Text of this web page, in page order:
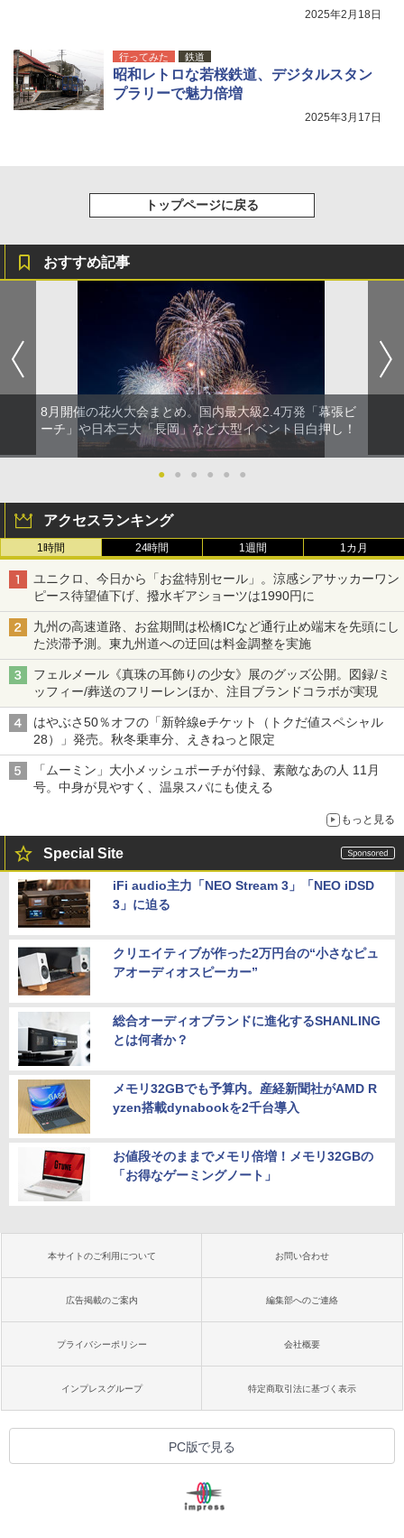
2025年2月18日
行ってみた 鉄道
昭和レトロな若桜鉄道、デジタルスタン
プラリーで魅力倍増
2025年3月17日
トップページに戻る
おすすめ記事
8月開催の花火大会まとめ。国内最大級2.4万発「幕張ビ
ーチ」や日本三大「長岡」など大型イベント目白押し！
● ● ● ● ● ●
アクセスランキング
1時間 24時間 1週間 1カ月
ユニクロ、今日から「お盆特別セール」。涼感シアサッカーワン
ピース待望値下げ、撥水ギアショーツは1990円に
九州の高速道路、お盆期間は松橋ICなど通行止め端末を先頭にし
た渋滞予測。東九州道への迂回は料金調整を実施
フェルメール《真珠の耳飾りの少女》展のグッズ公開。図録/ミ
ッフィー/葬送のフリーレンほか、注目ブランドコラボが実現
はやぶさ50％オフの「新幹線eチケット（トクだ値スペシャル
28）」発売。秋冬乗車分、えきねっと限定
「ムーミン」大小メッシュポーチが付録、素敵なあの人 11月
号。中身が見やすく、温泉スパにも使える
もっと見る
Special Site
iFi audio主力「NEO Stream 3」「NEO iDSD
3」に迫る
クリエイティブが作った2万円台の“小さなピュ
アオーディオスピーカー”
総合オーディオブランドに進化するSHANLING
とは何者か？
メモリ32GBでも予算内。産経新聞社がAMD R
yzen搭載dynabookを2千台導入
お値段そのままでメモリ倍増！メモリ32GBの
「お得なゲーミングノート」
本サイトのご利用について お問い合わせ
広告掲載のご案内 編集部へのご連絡
プライバシーポリシー 会社概要
インプレスグループ 特定商取引法に基づく表示
PC版で見る